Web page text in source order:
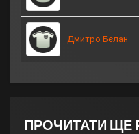
Дмитро Бєлан
ПРОЧИТАТИ ЩЕ